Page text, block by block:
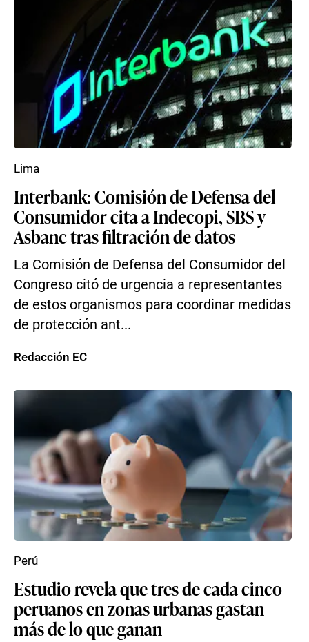
Interbank: Comisión de Defensa del
Consumidor cita a Indecopi, SBS y
Asbanc tras filtración de datos
La Comisión de Defensa del Consumidor del
Congreso citó de urgencia a representantes
de estos organismos para coordinar medidas
de protección ant...
Lima
Redacción EC
Estudio revela que tres de cada cinco
peruanos en zonas urbanas gastan
más de lo que ganan
Perú